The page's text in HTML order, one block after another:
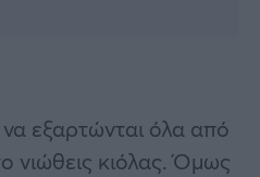
εξαρτώνται όλα από
νιώθεις κιόλας. Όμως